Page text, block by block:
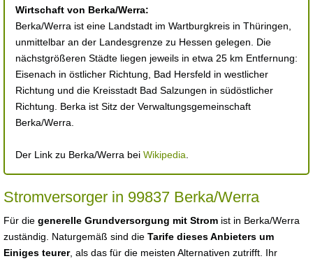
Wirtschaft von Berka/Werra:
Berka/Werra ist eine Landstadt im Wartburgkreis in Thüringen,
unmittelbar an der Landesgrenze zu Hessen gelegen. Die
nächstgrößeren Städte liegen jeweils in etwa 25 km Entfernung:
Eisenach in östlicher Richtung, Bad Hersfeld in westlicher
Richtung und die Kreisstadt Bad Salzungen in südöstlicher
Richtung. Berka ist Sitz der Verwaltungsgemeinschaft
Berka/Werra.
Der Link zu Berka/Werra bei Wikipedia
Stromversorger in 99837 Berka/Werra
Für die generelle Grundversorgung mit Strom ist in Berka/Werra
zuständig. Naturgemäß sind die Tarife dieses Anbieters um
Einiges teurer, als das für die meisten Alternativen zutrifft. Ihr